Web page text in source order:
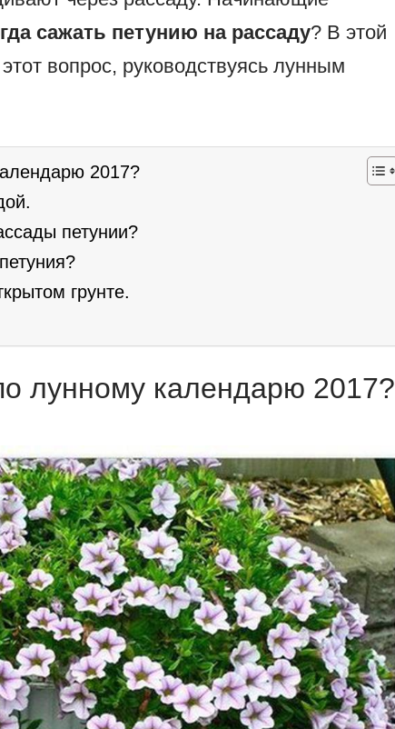
сажать петунию на рассаду? В этой
вопрос, руководствуясь лунным
2017?
петунии?
грунте.
лунному календарю 2017?